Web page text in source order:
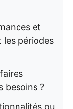
et
les périodes
besoins ?
ou